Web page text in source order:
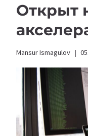
Открыт
Mansur Ismagulov